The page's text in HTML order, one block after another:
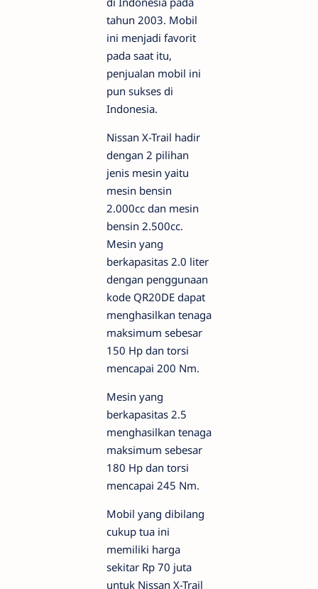
tahun 2003. Mobil
ini menjadi favorit
pada saat itu,
penjualan mobil ini
pun sukses di
Indonesia.
Nissan X-Trail hadir
dengan 2 pilihan
jenis mesin yaitu
mesin bensin
2.000cc dan mesin
bensin 2.500cc.
Mesin yang
berkapasitas 2.0 liter
dengan penggunaan
kode QR20DE dapat
menghasilkan tenaga
maksimum sebesar
150 Hp dan torsi
mencapai 200 Nm.
Mesin yang
berkapasitas 2.5
menghasilkan tenaga
maksimum sebesar
180 Hp dan torsi
mencapai 245 Nm.
Mobil yang dibilang
cukup tua ini
memiliki harga
sekitar Rp 70 juta
untuk Nissan X-Trail